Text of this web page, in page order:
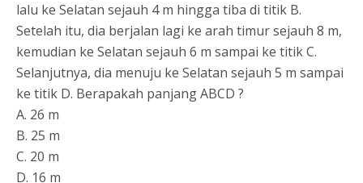
lalu ke Selatan sejauh 4 m hingga tiba di titik B.
Setelah itu, dia berjalan lagi ke arah timur sejauh 8 m,
kemudian ke Selatan sejauh 6 m sampai ke titik C.
Selanjutnya, dia menuju ke Selatan sejauh 5 m sampai
ke titik D. Berapakah panjang ABCD ?
A. 26 m
B. 25 m
C. 20 m
D. 16 m